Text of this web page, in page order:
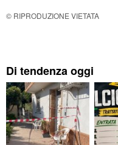
© RIPRODUZIONE VIETATA
Di tendenza oggi